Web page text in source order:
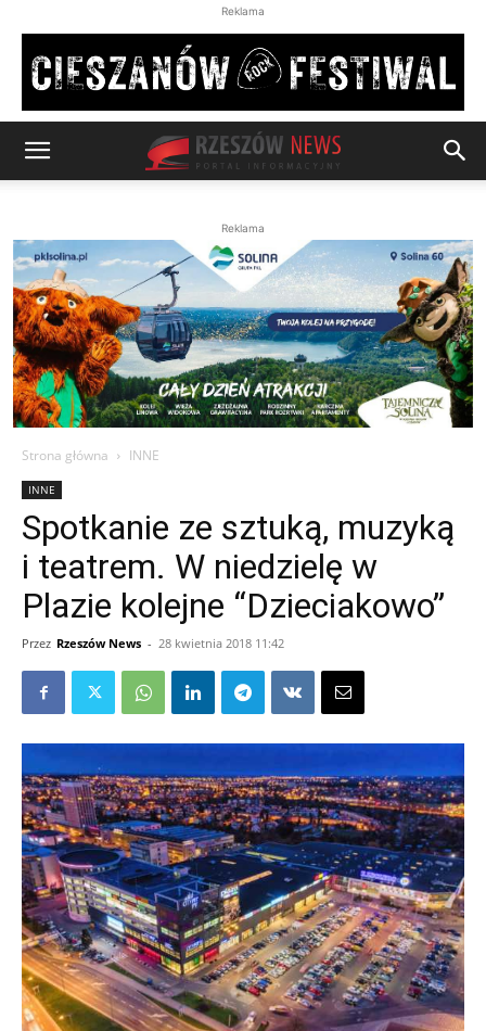
Reklama
Reklama
Strona główna INNE
INNE
Spotkanie ze sztuką, muzyką
i teatrem. W niedzielę w
Plazie kolejne “Dzieciakowo”
Przez Rzeszów News - 28 kwietnia 2018 11:42